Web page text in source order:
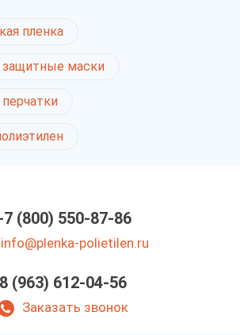
пленка
маски
(800) 550-87-86
info@plenka-polietilen.ru
8 (963) 612-04-56
Заказать звонок